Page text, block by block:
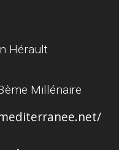
Hérault
Millénaire